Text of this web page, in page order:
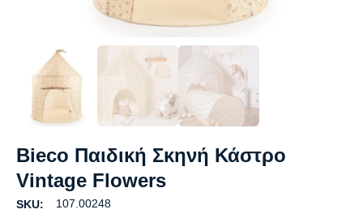
Bieco Παιδική Σκηνή Κάστρο
Vintage Flowers
SKU: 107.00248